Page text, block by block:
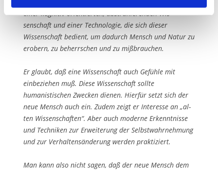
einer kognitiv orientierten, ab­strahierenden Wis­
senschaft und einer Technologie, die sich dieser
Wissenschaft be­dient, um dadurch Mensch und Natur zu
erobern, zu beherrschen und zu mißbrau­chen.
Er glaubt, daß eine Wissenschaft auch Gefühle mit
einbeziehen muß. Diese Wissen­schaft sollte
humanistischen Zwecken dienen. Hierfür setzt sich der
neue Mensch auch ein. Zudem zeigt er Interesse an „al­
ten Wissenschaf­ten“. Aber auch moderne Erkennt­nisse
und Techniken zur Erweiterung der Selbstwahrnehmung
und zur Ver­haltensänderung werden praktiziert.
Man kann also nicht sagen, daß der neue Mensch dem